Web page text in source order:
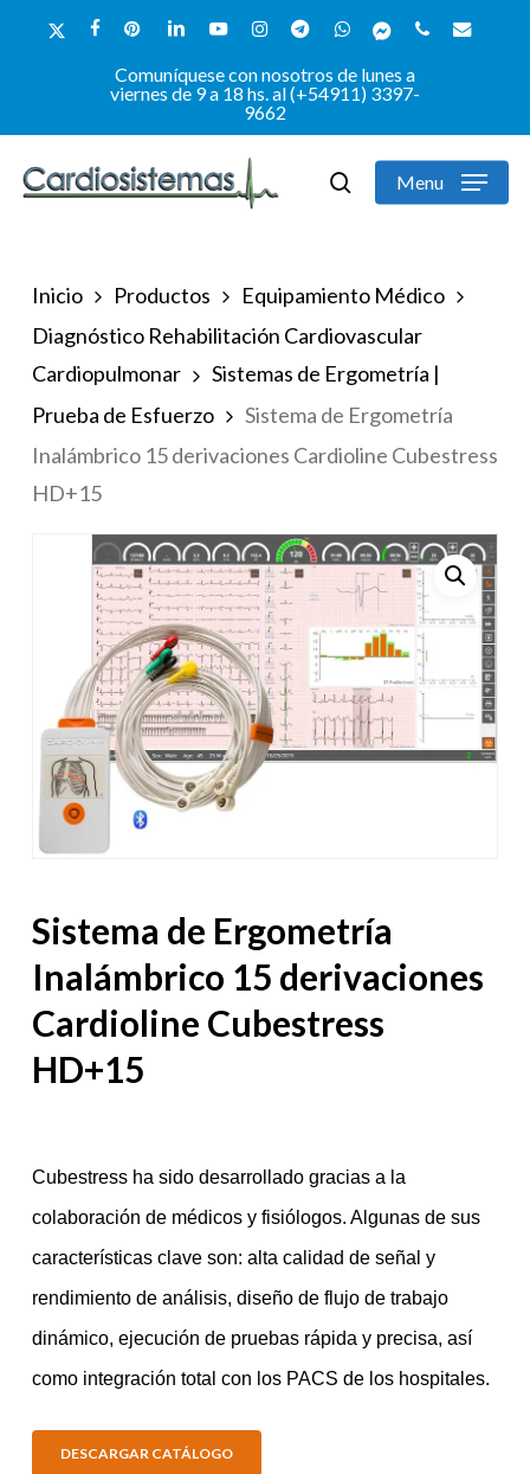
content
x-
facebookpinterestlinkedinyoutubeinstagramtelegramwhatsappmessengerphoneemail
Comuníquese con nosotros de lunes a
viernes de 9 a 18 hs. al (+54911) 3397-
9662
searchMenu
Inicio Productos
Equipamiento Médico
Diagnóstico Rehabilitación Cardiovascular
Cardiopulmonar
Sistemas de Ergometría |
Prueba de Esfuerzo
Sistema de Ergometría
Inalámbrico 15 derivaciones Cardioline Cubestress
HD+15
Sistema de Ergometría
Inalámbrico 15 derivaciones
Cardioline Cubestress
HD+15
Cubestress ha sido desarrollado gracias a la
colaboración de médicos y fisiólogos. Algunas de sus
características clave son: alta calidad de señal y
rendimiento de análisis, diseño de flujo de trabajo
dinámico, ejecución de pruebas rápida y precisa, así
como integración total con los PACS de los hospitales.
DESCARGAR CATÁLOGO